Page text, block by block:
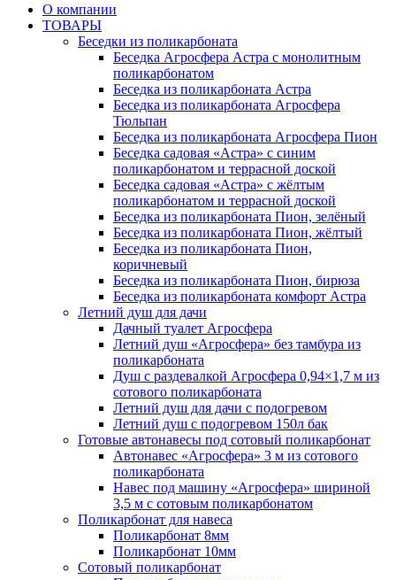
О компании
ТОВАРЫ
Беседки из поликарбоната
Беседка Агросфера Астра с монолитным
поликарбонатом
Беседка из поликарбоната Астра
Беседка из поликарбоната Агросфера
Тюльпан
Беседка из поликарбоната Агросфера Пион
Беседка садовая «Астра» с синим
поликарбонатом и террасной доской
Беседка садовая «Астра» с жёлтым
поликарбонатом и террасной доской
Беседка из поликарбоната Пион, зелёный
Беседка из поликарбоната Пион, жёлтый
Беседка из поликарбоната Пион,
коричневый
Беседка из поликарбоната Пион, бирюза
Беседка из поликарбоната комфорт Астра
Летний душ для дачи
Дачный туалет Агросфера
Летний душ «Агросфера» без тамбура из
поликарбоната
Душ с раздевалкой Агросфера 0,94×1,7 м из
сотового поликарбоната
Летний душ для дачи с подогревом
Летний душ с подогревом 150л бак
Готовые автонавесы под сотовый поликарбонат
Автонавес «Агросфера» 3 м из сотового
поликарбоната
Навес под машину «Агросфера» шириной
3,5 м с сотовым поликарбонатом
Поликарбонат для навеса
Поликарбонат 8мм
Поликарбонат 10мм
Сотовый поликарбонат